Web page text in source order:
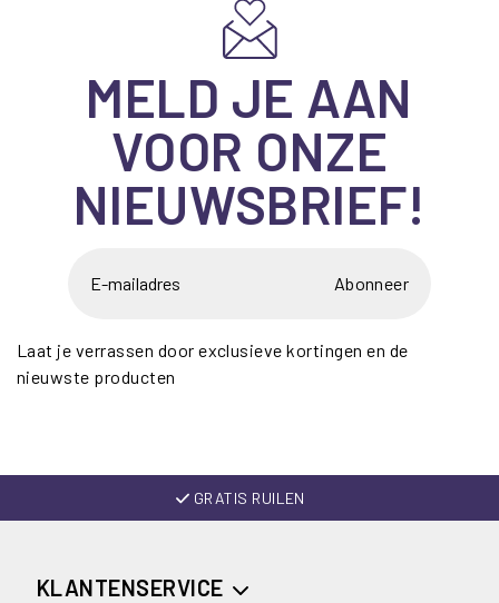
MELD JE AAN
VOOR ONZE
NIEUWSBRIEF!
Abonneer
Laat je verrassen door exclusieve kortingen en de
nieuwste producten
GRATIS RUILEN
KLANTENSERVICE